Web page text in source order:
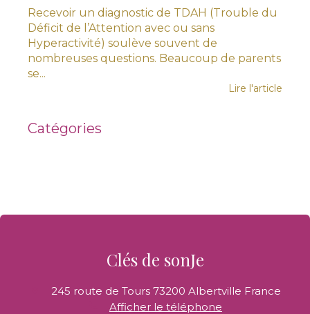
Recevoir un diagnostic de TDAH (Trouble du
Déficit de l’Attention avec ou sans
Hyperactivité) soulève souvent de
nombreuses questions. Beaucoup de parents
se...
Lire l'article
Catégories
Clés de sonJe
245 route de Tours 73200 Albertville France
Afficher le téléphone